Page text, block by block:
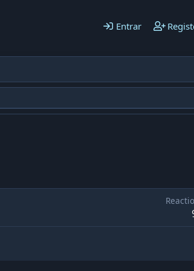
Entrar